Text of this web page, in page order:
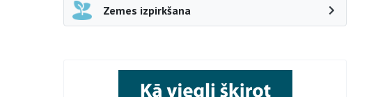
Zemes izpirkšana